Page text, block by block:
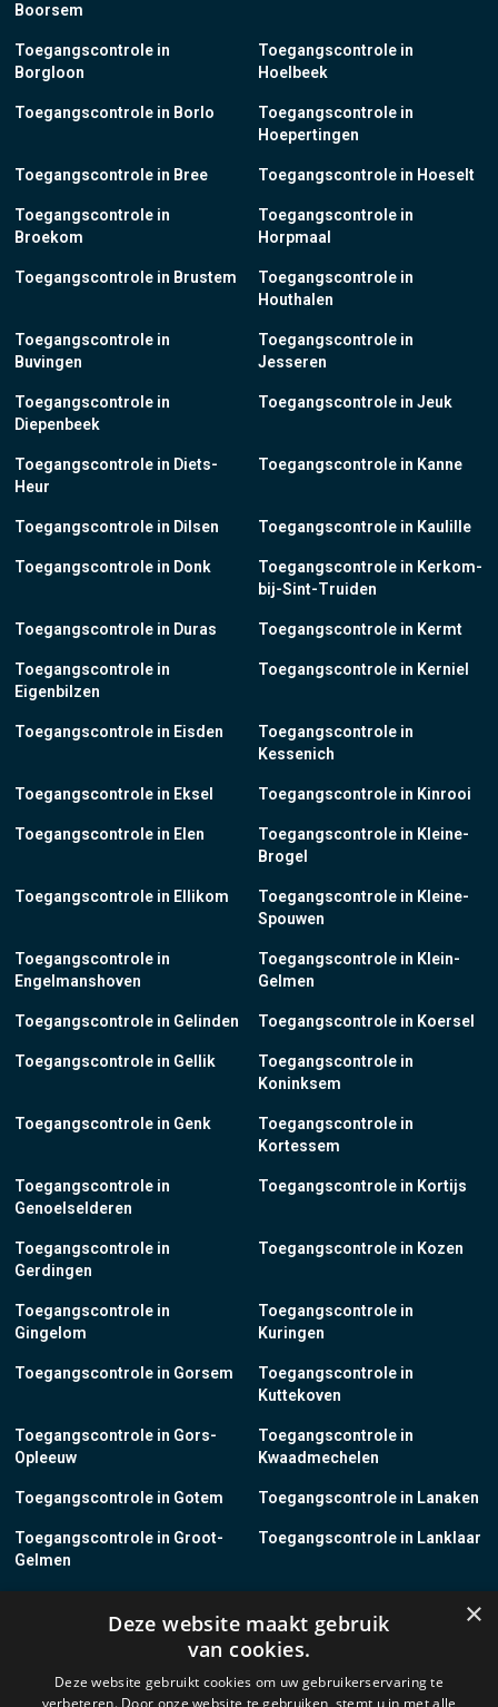
Boorsem
Toegangscontrole in
Borgloon
Toegangscontrole in Borlo
Toegangscontrole in Bree
Toegangscontrole in
Broekom
Toegangscontrole in Brustem
Toegangscontrole in
Buvingen
Toegangscontrole in
Diepenbeek
Toegangscontrole in Diets-
Heur
Toegangscontrole in Dilsen
Toegangscontrole in Donk
Toegangscontrole in Duras
Toegangscontrole in
Eigenbilzen
Toegangscontrole in Eisden
Toegangscontrole in Eksel
Toegangscontrole in Elen
Toegangscontrole in Ellikom
Toegangscontrole in
Engelmanshoven
Toegangscontrole in Gelinden
Toegangscontrole in Gellik
Toegangscontrole in Genk
Toegangscontrole in
Genoelselderen
Toegangscontrole in
Gerdingen
Toegangscontrole in
Gingelom
Toegangscontrole in Gorsem
Toegangscontrole in Gors-
Opleeuw
Toegangscontrole in Gotem
Toegangscontrole in Groot-
Gelmen
Toegangscontrole in Grote-
Brogel
Toegangscontrole in
Hoelbeek
Toegangscontrole in
Hoepertingen
Toegangscontrole in Hoeselt
Toegangscontrole in
Horpmaal
Toegangscontrole in
Houthalen
Toegangscontrole in
Jesseren
Toegangscontrole in Jeuk
Toegangscontrole in Kanne
Toegangscontrole in Kaulille
Toegangscontrole in Kerkom-
bij-Sint-Truiden
Toegangscontrole in Kermt
Toegangscontrole in Kerniel
Toegangscontrole in
Kessenich
Toegangscontrole in Kinrooi
Toegangscontrole in Kleine-
Brogel
Toegangscontrole in Kleine-
Spouwen
Toegangscontrole in Klein-
Gelmen
Toegangscontrole in Koersel
Toegangscontrole in
Koninksem
Toegangscontrole in
Kortessem
Toegangscontrole in Kortijs
Toegangscontrole in Kozen
Toegangscontrole in
Kuringen
Toegangscontrole in
Kuttekoven
Toegangscontrole in
Kwaadmechelen
Toegangscontrole in Lanaken
Toegangscontrole in Lanklaar
Toegangscontrole in
Leopoldsburg
×
Deze website maakt gebruik
van cookies.
Deze website gebruikt cookies om uw gebruikerservaring te
verbeteren. Door onze website te gebruiken, stemt u in met alle